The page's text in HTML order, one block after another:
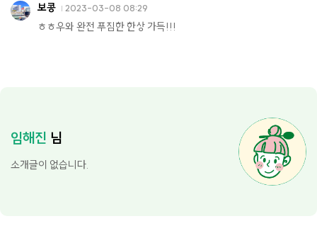
보콩 2023-03-08 08:29
ㅎㅎ우와 완전 푸짐한 한상 가득!!!
임해진 님
소개글이 없습니다.